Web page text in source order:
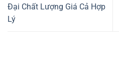
Đại Chất Lượng Giá Cả Hợp
Lý